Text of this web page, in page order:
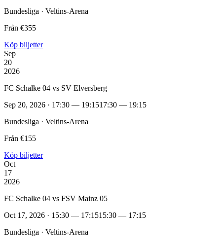
Bundesliga · Veltins-Arena
Från €355
Köp biljetter
Sep
20
2026
FC Schalke 04 vs SV Elversberg
Sep 20, 2026 · 17:30 — 19:1517:30 — 19:15
Bundesliga · Veltins-Arena
Från €155
Köp biljetter
Oct
17
2026
FC Schalke 04 vs FSV Mainz 05
Oct 17, 2026 · 15:30 — 17:1515:30 — 17:15
Bundesliga · Veltins-Arena